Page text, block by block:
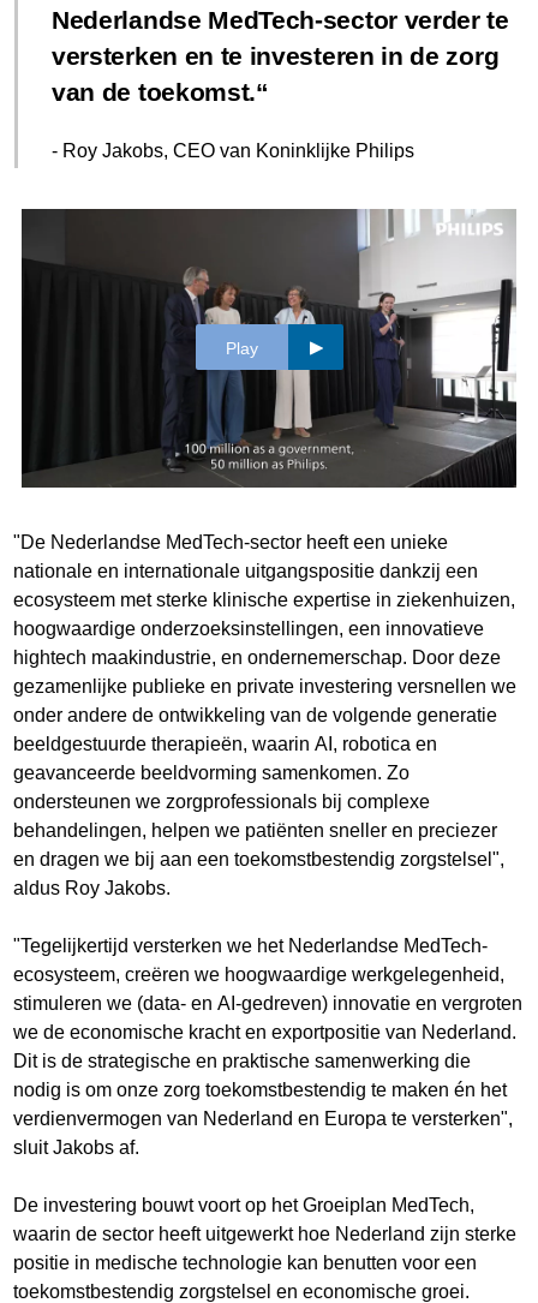
Nederlandse MedTech-sector verder te
versterken en te investeren in de zorg
van de toekomst.
- Roy Jakobs, CEO van Koninklijke Philips
Play
"De Nederlandse MedTech-sector heeft een unieke
nationale en internationale uitgangspositie dankzij een
ecosysteem met sterke klinische expertise in ziekenhuizen,
hoogwaardige onderzoeksinstellingen, een innovatieve
hightech maakindustrie, en ondernemerschap. Door deze
gezamenlijke publieke en private investering versnellen we
onder andere de ontwikkeling van de volgende generatie
beeldgestuurde therapieën, waarin AI, robotica en
geavanceerde beeldvorming samenkomen. Zo
ondersteunen we zorgprofessionals bij complexe
behandelingen, helpen we patiënten sneller en preciezer
en dragen we bij aan een toekomstbestendig zorgstelsel",
aldus Roy Jakobs.
"Tegelijkertijd versterken we het Nederlandse MedTech-
ecosysteem, creëren we hoogwaardige werkgelegenheid,
stimuleren we (data- en AI-gedreven) innovatie en vergroten
we de economische kracht en exportpositie van Nederland.
Dit is de strategische en praktische samenwerking die
nodig is om onze zorg toekomstbestendig te maken én het
verdienvermogen van Nederland en Europa te versterken",
sluit Jakobs af.
De investering bouwt voort op het Groeiplan MedTech,
waarin de sector heeft uitgewerkt hoe Nederland zijn sterke
positie in medische technologie kan benutten voor een
toekomstbestendig zorgstelsel en economische groei.